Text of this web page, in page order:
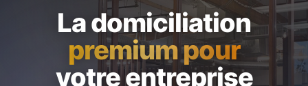
La domiciliation
premium pour
votre entreprise